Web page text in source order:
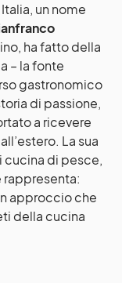
Italia, un nome
ha fatto della
– la fonte
gastronomico
di passione,
a ricevere
La sua
cucina di pesce,
rappresenta:
approccio che
della cucina